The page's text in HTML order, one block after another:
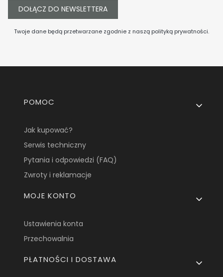
DOŁĄCZ DO NEWSLETTERA
Twoje dane będą przetwarzane zgodnie z naszą polityką prywatności.
Linki w stopce
POMOC
Jak kupować?
Serwis techniczny
Pytania i odpowiedzi (FAQ)
Zwroty i reklamacje
MOJE KONTO
Ustawienia konta
Przechowalnia
PŁATNOŚCI I DOSTAWA